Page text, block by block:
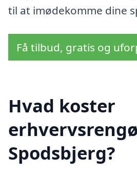
til at imødekomme dine
Få tilbud, gratis og
Hvad koster
Spodsbjerg?